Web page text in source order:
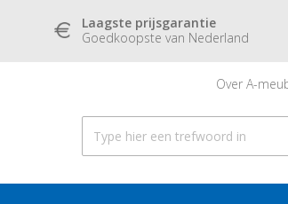
Laagste prijsgarantie
Goedkoopste van Nederland
Over A-